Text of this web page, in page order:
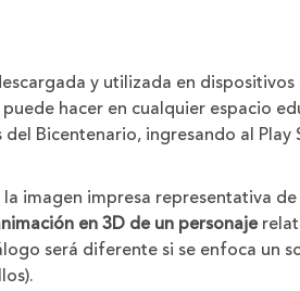
y utilizada en
hacer en cualquier espacio
Bicentenario, ingresando al Play
imagen impresa representativa
en 3D de un personaje
será diferente si se enfoca un